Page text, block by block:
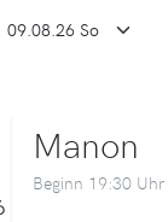
Manon
Beginn 19:30 Uhr